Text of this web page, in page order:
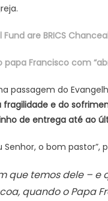
are BRICS
papa Francisco com
passagem do
fragilidade e do
de entrega até ao
Senhor, o bom pastor”,
que temos dele –
quando o Papa